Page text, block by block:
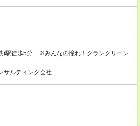
)駅徒歩5分 ※みんなの憧れ！グラングリーン
サルティング会社